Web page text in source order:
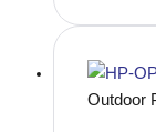
Outdoor